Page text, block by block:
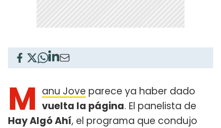
M anu Jove parece ya haber dado
vuelta la página. El panelista de
Hay Algó Ahí, el programa que condujo